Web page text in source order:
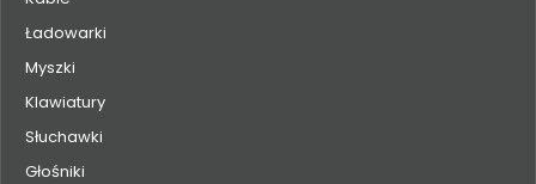
Ładowarki
Myszki
Klawiatury
Słuchawki
Głośniki